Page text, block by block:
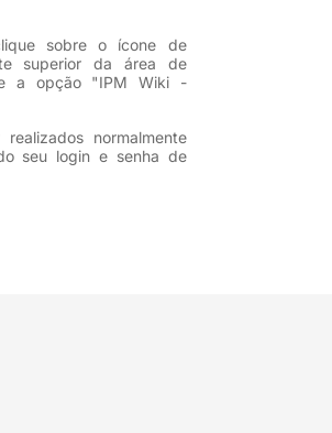
sobre o ícone de
superior da área de
a opção "IPM Wiki -
normalmente
seu login e senha de